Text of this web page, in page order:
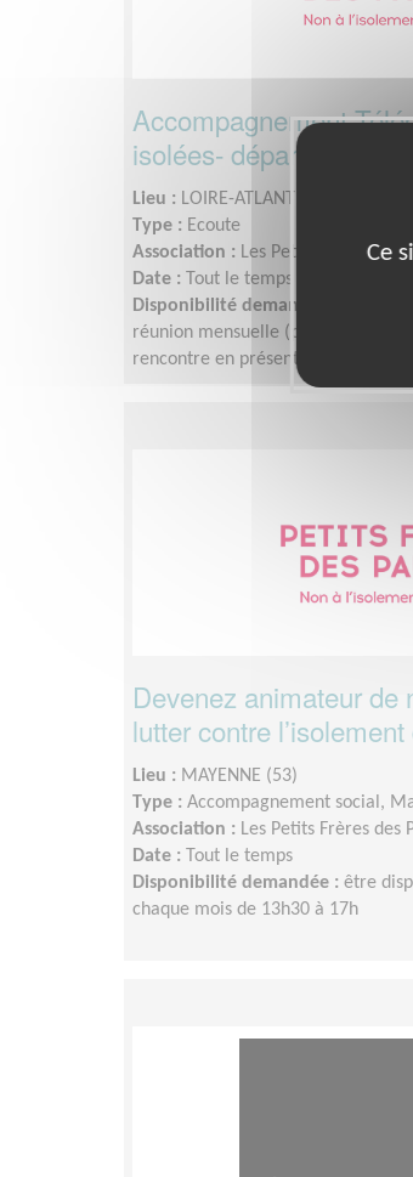
Accompagnement
isolées- département 44
Lieu : LOIRE-ATLANTIQUE (44)
Type : Ecoute
Association : Les Petits Frères des
Date :
Tout le temps
Disponibilité demandée :
Toute
réunion mensuelle (pause
rencontre en présentiel à Nantes 1
Devenez animateur de
lutter contre
Lieu : MAYENNE (53)
Type : Accompagnement social,
Association : Les Petits Frères des
Date :
Tout le temps
Disponibilité demandée : être
chaque mois de 13h30 à 17h
Ce